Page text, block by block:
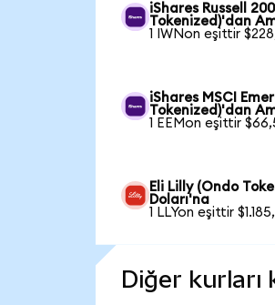
iShares Russell
Tokenized)'dan
1 IWNon eşittir
iShares MSCI
Tokenized)'dan
1 EEMon eşittir
Eli Lilly (Ondo
Doları'na
1 LLYon eşittir
Diğer kurları